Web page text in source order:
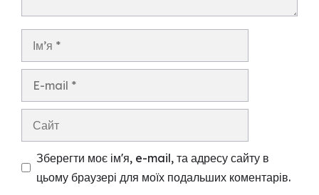
Зберегти моє ім'я, e-mail, та адресу сайту в
цьому браузері для моїх подальших коментарів.